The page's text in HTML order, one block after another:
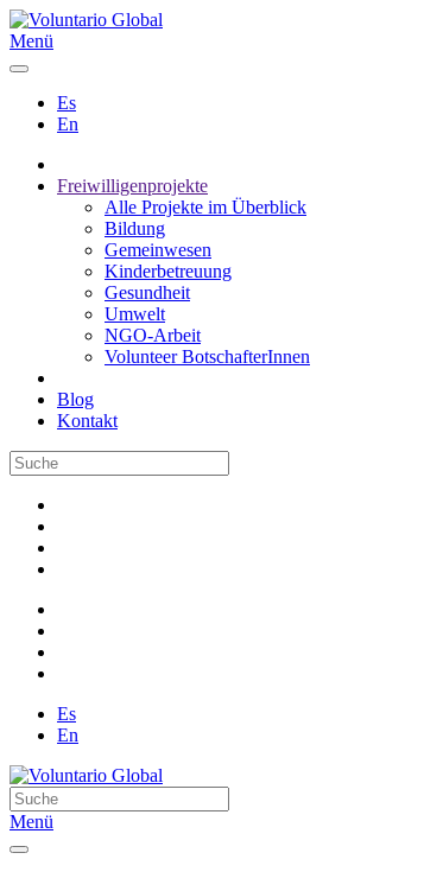
Menü
Es
En
Freiwilligenprojekte
Alle Projekte im Überblick
Bildung
Gemeinwesen
Kinderbetreuung
Gesundheit
Umwelt
NGO-Arbeit
Volunteer BotschafterInnen
Blog
Kontakt
Es
En
Menü